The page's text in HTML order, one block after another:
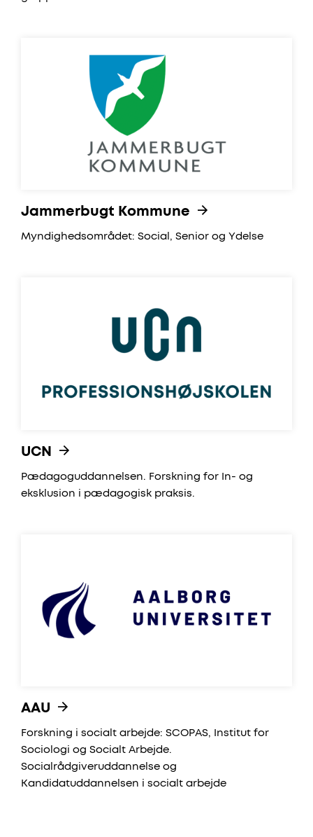
Jammerbugt Kommune
Myndighedsområdet: Social, Senior og Ydelse
UCN
Pædagoguddannelsen. Forskning for In- og
eksklusion i pædagogisk praksis.
AAU
Forskning i socialt arbejde: SCOPAS, Institut for
Sociologi og Socialt Arbejde.
Socialrådgiveruddannelse og
Kandidatuddannelsen i socialt arbejde